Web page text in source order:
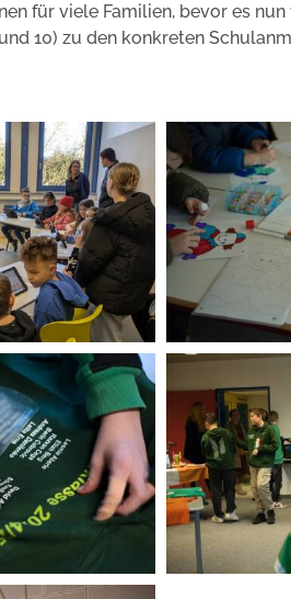
für viele Familien, bevor es nun
10) zu den konkreten